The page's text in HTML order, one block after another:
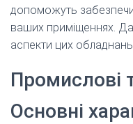
допоможуть
ваших приміщеннях.
аспекти цих
Промислові
Основні